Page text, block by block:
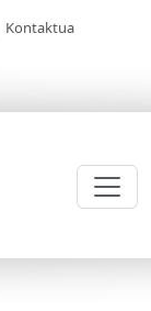
Kontaktua